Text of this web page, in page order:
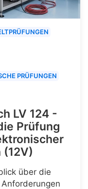
PRÜFUNGEN
LV 124 -
Prüfung
über die